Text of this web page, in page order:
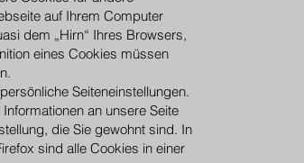
auf Ihrem Computer
dem „Hirn“ Ihres Browsers,
eines Cookies müssen
Seiteneinstellungen.
an unsere Seite
die Sie gewohnt sind. In
sind alle Cookies in einer